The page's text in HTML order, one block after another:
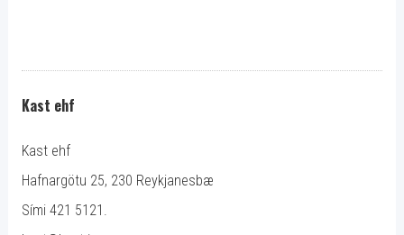
Kast ehf
Kast ehf
Hafnargötu 25, 230 Reykjanesbæ
Sími 421 5121.